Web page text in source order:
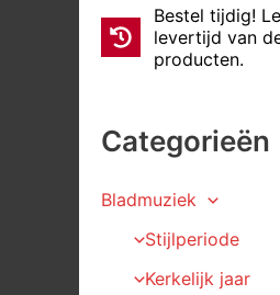
Bestel tijdig!
levertijd van
producten.
Categorieën
Bladmuziek
Stijlperiode
Kerkelijk jaar